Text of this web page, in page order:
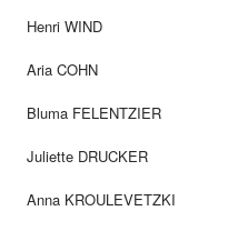
Henri WIND
Aria COHN
Bluma FELENTZIER
Juliette DRUCKER
Anna KROULEVETZKI